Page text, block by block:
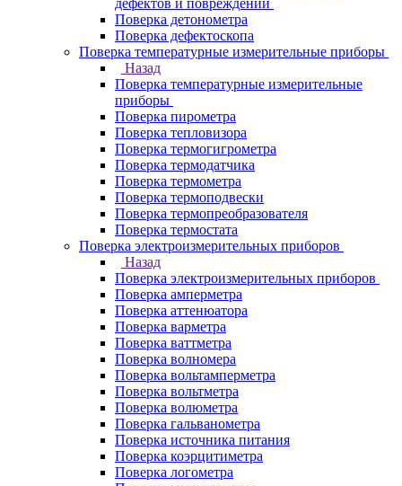
дефектов и повреждений
Поверка детонометра
Поверка дефектоскопа
Поверка температурные измерительные приборы
Назад
Поверка температурные измерительные
приборы
Поверка пирометра
Поверка тепловизора
Поверка термогигрометра
Поверка термодатчика
Поверка термометра
Поверка термоподвески
Поверка термопреобразователя
Поверка термостата
Поверка электроизмерительных приборов
Назад
Поверка электроизмерительных приборов
Поверка амперметра
Поверка аттенюатора
Поверка варметра
Поверка ваттметра
Поверка волномера
Поверка вольтамперметра
Поверка вольтметра
Поверка волюметра
Поверка гальванометра
Поверка источника питания
Поверка коэрцитиметра
Поверка логометра